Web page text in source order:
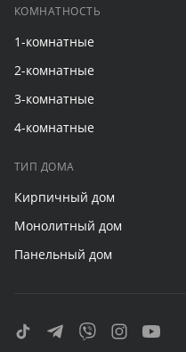
КОМНАТНОСТЬ
1-комнатные
2-комнатные
3-комнатные
4-комнатные
ТИП ДОМА
Кирпичный дом
Монолитный дом
Панельный дом